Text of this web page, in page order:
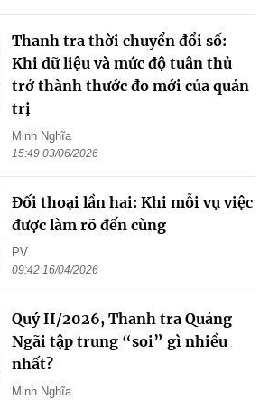
Thanh tra thời chuyển đổi số:
Khi dữ liệu và mức độ tuân thủ
trở thành thước đo mới của quản
trị
Minh Nghĩa
15:49 03/06/2026
Đối thoại lần hai: Khi mỗi vụ việc
được làm rõ đến cùng
PV
09:42 16/04/2026
Quý II/2026, Thanh tra Quảng
Ngãi tập trung “soi” gì nhiều
nhất?
Minh Nghĩa